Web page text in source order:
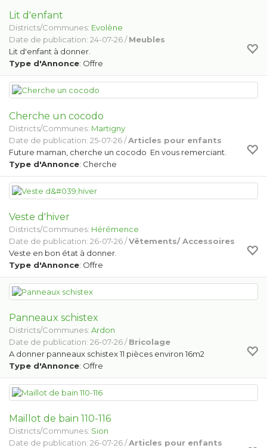
Lit d'enfant
Districts/Communes: Evolène
Date de publication: 24-07-26 /Meubles
Lit d'enfant à donner.
Type d'Annonce: Offre
Cherche un cocodo
Districts/Communes: Martigny
Date de publication: 25-07-26 /Articles pour enfants
Future maman, cherche un cocodo En vous remerciant.
Type d'Annonce: Cherche
Veste d'hiver
Districts/Communes: Hérémence
Date de publication: 26-07-26 /Vêtements/ Accessoires
Veste en bon état à donner.
Type d'Annonce: Offre
Panneaux schistex
Districts/Communes: Ardon
Date de publication: 26-07-26 /Bricolage
A donner panneaux schistex 11 pièces environ 16m2
Type d'Annonce: Offre
Maillot de bain 110-116
Districts/Communes: Sion
Date de publication: 26-07-26 /Articles pour enfants